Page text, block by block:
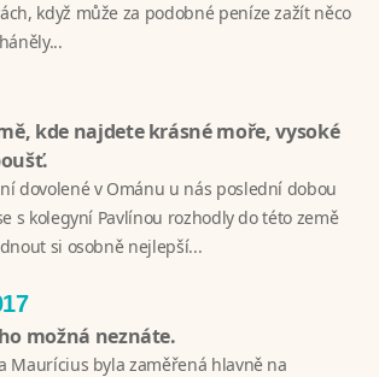
když může za podobné peníze zažít něco
kde najdete krásné moře, vysoké
dovolené v Ománu u nás poslední dobou
s kolegyní Pavlínou rozhodly do této země
si osobně nejlepší...
možná neznáte.
Maurícius byla zaměřená hlavně na